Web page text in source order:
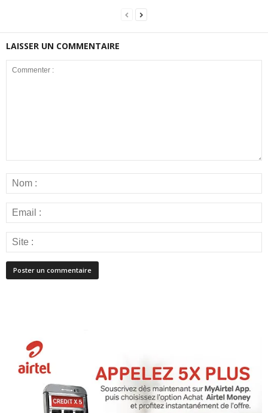
LAISSER UN COMMENTAIRE